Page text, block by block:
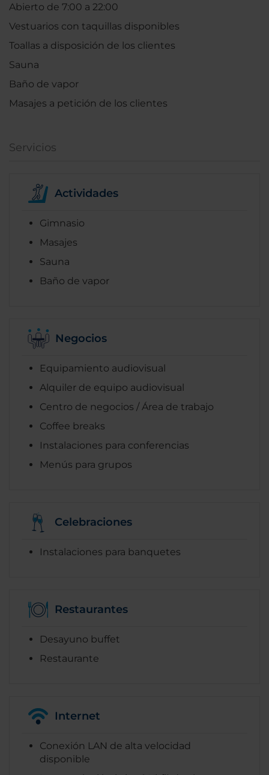
Abierto de 7:00 a 22:00
Vestuarios con taquillas disponibles
Toallas a disposición de los clientes
Sauna
Baño de vapor
Masajes a petición de los clientes
Servicios
Actividades
Gimnasio
Masajes
Sauna
Baño de vapor
Negocios
Equipamiento audiovisual
Alquiler de equipo audiovisual
Centro de negocios / Área de trabajo
Coffee breaks
Instalaciones para conferencias
Menús para grupos
Celebraciones
Instalaciones para banquetes
Restaurantes
Desayuno buffet
Restaurante
Internet
Conexión LAN de alta velocidad
disponible